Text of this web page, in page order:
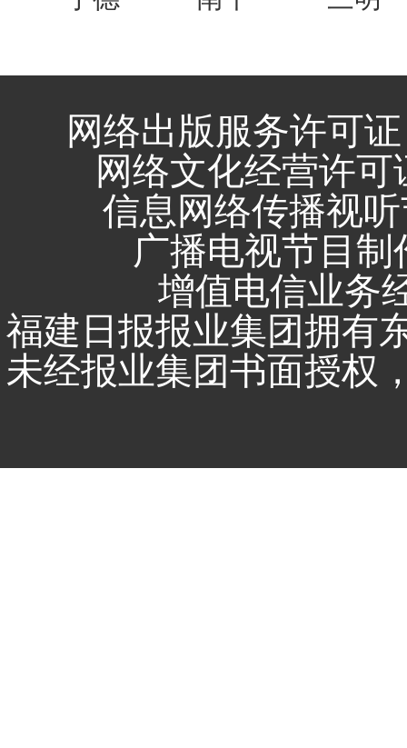
网络出版服务许可
网络文化经营许可
信息网络传播视
广播电视节目
增值电信业务
福建日报报业集团拥有
未经报业集团书面授权